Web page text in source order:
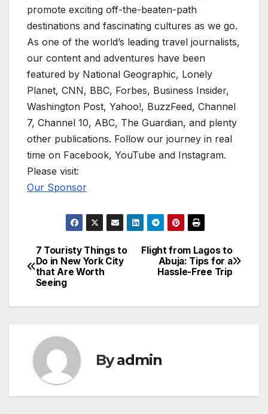
promote exciting off-the-beaten-path
destinations and fascinating cultures as we go.
As one of the world’s leading travel journalists,
our content and adventures have been
featured by National Geographic, Lonely
Planet, CNN, BBC, Forbes, Business Insider,
Washington Post, Yahoo!, BuzzFeed, Channel
7, Channel 10, ABC, The Guardian, and plenty
other publications. Follow our journey in real
time on Facebook, YouTube and Instagram.
Please visit:
Our Sponsor
Post
navigation
Flight from Lagos to
Abuja: Tips for a
Hassle-Free Trip
7 Touristy Things to
Do in New York City
that Are Worth
Seeing
Byadmin